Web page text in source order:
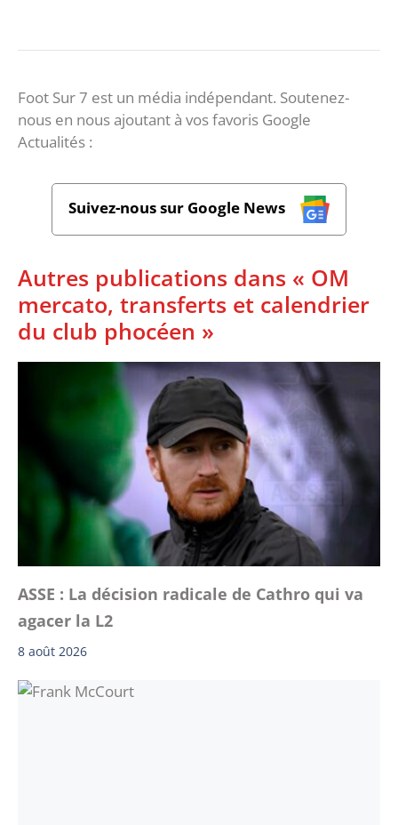
Foot Sur 7 est un média indépendant. Soutenez-
nous en nous ajoutant à vos favoris Google
Actualités :
Suivez-nous sur Google News
Autres publications dans « OM
mercato, transferts et calendrier
du club phocéen »
ASSE : La décision radicale de Cathro qui va
agacer la L2
8 août 2026